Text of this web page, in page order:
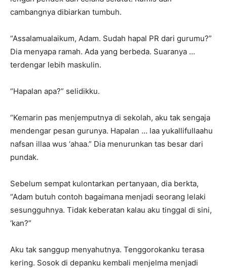
cambangnya dibiarkan tumbuh.
“Assalamualaikum, Adam. Sudah hapal PR dari gurumu?”
Dia menyapa ramah. Ada yang berbeda. Suaranya …
terdengar lebih maskulin.
“Hapalan apa?” selidikku.
“Kemarin pas menjemputnya di sekolah, aku tak sengaja
mendengar pesan gurunya. Hapalan … laa yukallifullaahu
nafsan illaa wus ‘ahaa.” Dia menurunkan tas besar dari
pundak.
Sebelum sempat kulontarkan pertanyaan, dia berkta,
“Adam butuh contoh bagaimana menjadi seorang lelaki
sesungguhnya. Tidak keberatan kalau aku tinggal di sini,
‘kan?”
Aku tak sanggup menyahutnya. Tenggorokanku terasa
kering. Sosok di depanku kembali menjelma menjadi